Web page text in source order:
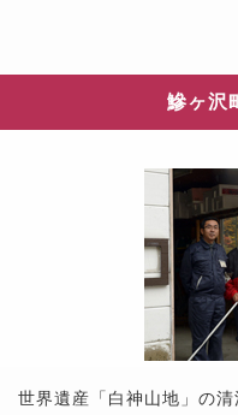
鰺ヶ沢
世界遺産「白神山地」の